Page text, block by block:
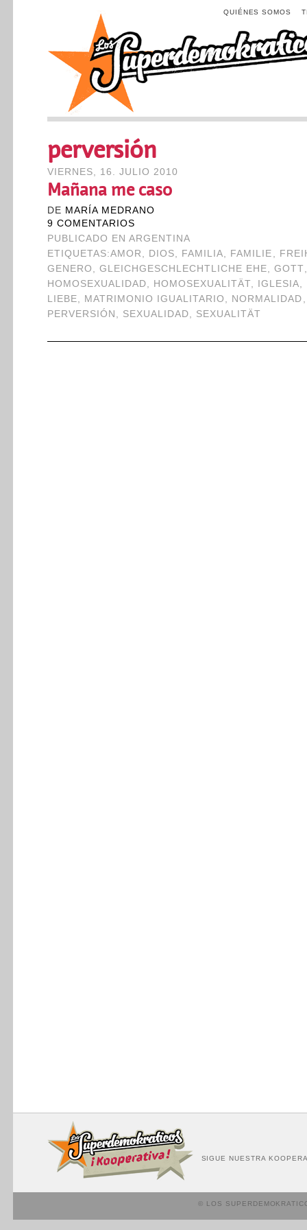
QUIÉNES SOMOS
perversión
VIERNES, 16. JULIO 2010
Mañana me caso
DE MARÍA MEDRANO
9 COMENTARIOS
PUBLICADO EN ARGENTINA
ETIQUETAS:AMOR , DIOS, FAMILIA, FAMILIE ,
GENERO , GLEICHGESCHLECHTLICHE EHE,GOTT,
HOMOSEXUALIDAD, HOMOSEXUALITÄT, IGLESIA,
LIEBE, MATRIMONIO IGUALITARIO , NORMALIDAD
PERVERSIÓN , SEXUALIDAD, SEXUALITÄT
SIGUE NUESTRA
© LOS